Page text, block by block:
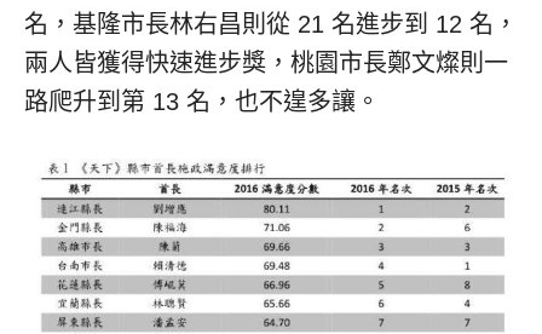
名，基隆市長林右昌則從 21 名進步到 12 名，
兩人皆獲得快速進步獎，桃園市長鄭文燦則一
路爬升到第 13 名，也不遑多讓。